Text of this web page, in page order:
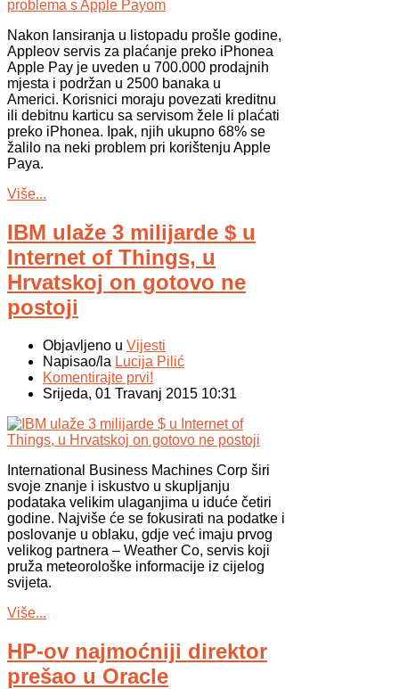
Nakon lansiranja u listopadu prošle godine,
Appleov servis za plaćanje preko iPhonea
Apple Pay je uveden u 700.000 prodajnih
mjesta i podržan u 2500 banaka u
Americi. Korisnici moraju povezati kreditnu
ili debitnu karticu sa servisom žele li plaćati
preko iPhonea. Ipak, njih ukupno 68% se
žalilo na neki problem pri korištenju Apple
Paya.
Više...
IBM ulaže 3 milijarde $ u
Internet of Things, u
Hrvatskoj on gotovo ne
postoji
Objavljeno u Vijesti
Napisao/la Lucija Pilić
Komentirajte prvi!
Srijeda, 01 Travanj 2015 10:31
International Business Machines Corp širi
svoje znanje i iskustvo u skupljanju
podataka velikim ulaganjima u iduće četiri
godine. Najviše će se fokusirati na podatke i
poslovanje u oblaku, gdje već imaju prvog
velikog partnera – Weather Co, servis koji
pruža meteorološke informacije iz cijelog
svijeta.
Više...
HP-ov najmoćniji direktor
prešao u Oracle